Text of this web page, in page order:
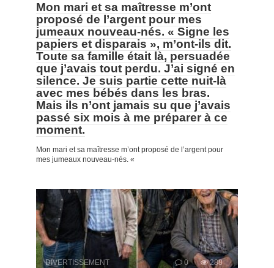
Mon mari et sa maîtresse m’ont
proposé de l’argent pour mes
jumeaux nouveau-nés. « Signe les
papiers et disparais », m’ont-ils dit.
Toute sa famille était là, persuadée
que j’avais tout perdu. J’ai signé en
silence. Je suis partie cette nuit-là
avec mes bébés dans les bras.
Mais ils n’ont jamais su que j’avais
passé six mois à me préparer à ce
moment.
Mon mari et sa maîtresse m’ont proposé de l’argent pour
mes jumeaux nouveau-nés. «
DIVERTISSEMENT 0 288